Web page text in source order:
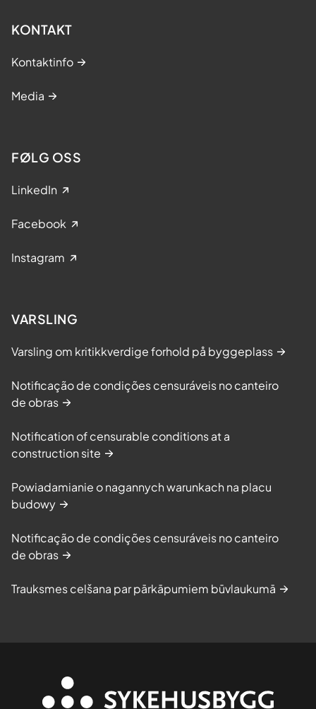
KONTAKT
Kontaktinfo
Media
FØLG OSS
LinkedIn
Facebook
Instagram
VARSLING
Varsling om kritikkverdige forhold på byggeplass
Notificação de condições censuráveis no canteiro
de obras
Notification of censurable conditions at a
construction site
Powiadamianie o nagannych warunkach na placu
budowy
Notificação de condições censuráveis no canteiro
de obras
Trauksmes celšana par pārkāpumiem būvlaukumā